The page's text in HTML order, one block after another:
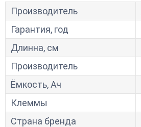
Производитель
Гарантия, год
Длинна, см
Производитель
Ёмкость, Ач
Клеммы
Страна бренда